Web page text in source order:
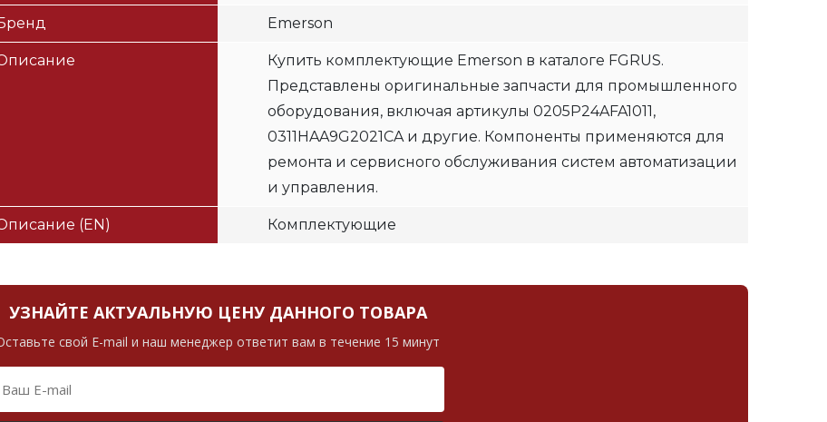
Emerson
Купить комплектующие Emerson в каталоге FGRUS.
Представлены оригинальные запчасти для промышленного
оборудования, включая артикулы 0205P24AFA1011,
0311HAA9G2021CA и другие. Компоненты применяются для
ремонта и сервисного обслуживания систем автоматизации
и управления.
(EN) Комплектующие
УЗНАЙТЕ АКТУАЛЬНУЮ ЦЕНУ ДАННОГО ТОВАРА
свой E-mail и наш менеджер ответит вам в течение 15 минут